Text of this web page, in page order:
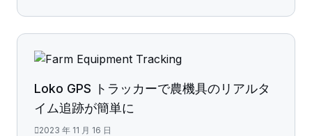
Loko GPS トラッカーで農機具のリアルタ
イム追跡が簡単に
2023 年 11 月 16 日